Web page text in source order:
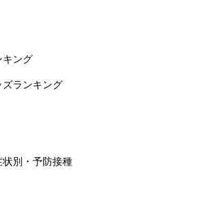
キング
ランキング
別・予防接種